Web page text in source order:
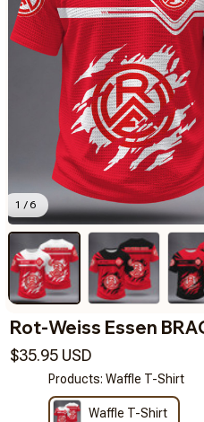
1 / 6
Rot-Weiss Essen
$35.95 USD
Products: Waffle T-Shirt
Waffle T-Shirt